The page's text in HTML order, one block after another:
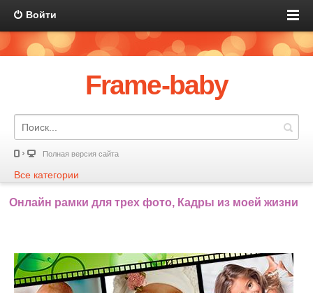
Войти
Frame-baby
Полная версия сайта
Все категории
Онлайн рамки для трех фото, Кадры из моей жизни